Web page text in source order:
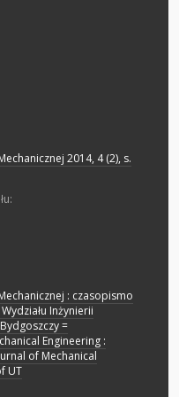
2014, 4 (2), s.
: czasopismo
Inżynierii
=
Engineering :
of Mechanical
UT